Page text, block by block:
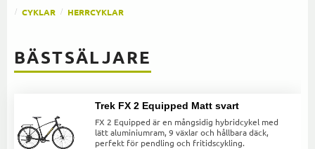
CYKLAR HERRCYKLAR
BÄSTSÄLJARE
Trek FX 2 Equipped Matt svart
FX 2 Equipped är en mångsidig hybridcykel med
lätt aluminiumram, 9 växlar och hållbara däck,
perfekt för pendling och fritidscykling.